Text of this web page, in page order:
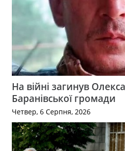
На війні загинув
Баранівської громади
Четвер, 6 Серпня, 2026